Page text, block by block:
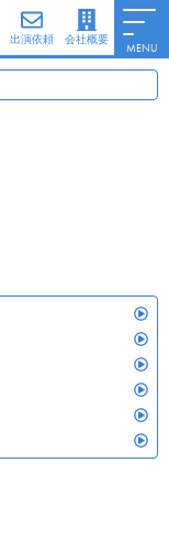
出演依頼 会社概要
MENU